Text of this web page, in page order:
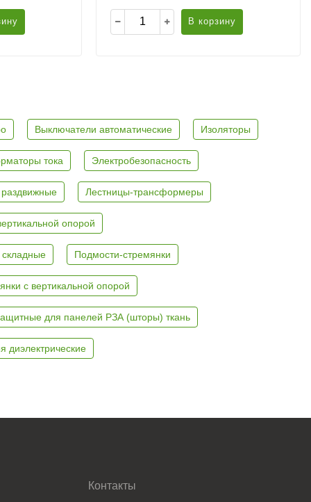
В корзину
Выключатели автоматические Изоляторы
тока Электробезопасность
Лестницы-трансформеры
опорой
Подмости-стремянки
с вертикальной опорой
для панелей РЗА (шторы) ткань
диэлектрические
Контакты